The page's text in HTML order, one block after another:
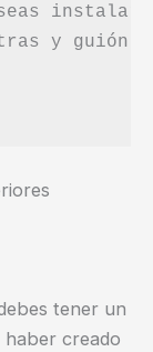
instalar
y guión
tener un
creado